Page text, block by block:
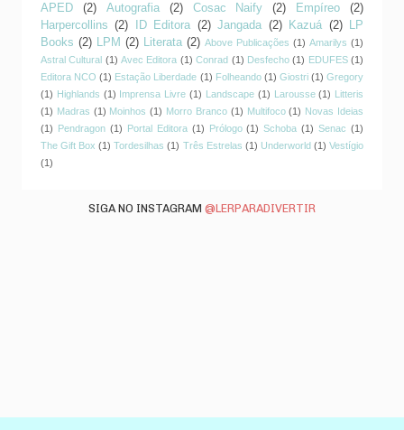
APED
(2) Autografia (2) Cosac Naify (2) Empíreo
(2)
Harpercollins
(2) ID Editora (2) Jangada (2) Kazuá (2)
LP
Books (2) LPM (2) Literata (2) Above Publicações (1) Amarilys (1)
Astral Cultural (1) Avec Editora (1) Conrad (1) Desfecho (1) EDUFES (1)
Editora NCO (1) Estação Liberdade (1) Folheando (1) Giostri (1) Gregory
(1) Highlands (1) Imprensa Livre (1) Landscape (1) Larousse (1) Litteris
(1) Madras (1) Moinhos (1) Morro Branco (1) Multifoco (1) Novas Ideias
(1) Pendragon (1) Portal Editora (1) Prólogo (1) Schoba (1) Senac (1)
The Gift Box (1) Tordesilhas (1) Três Estrelas (1) Underworld (1) Vestígio
(1)
SIGA NO INSTAGRAM @LERPARADIVERTIR